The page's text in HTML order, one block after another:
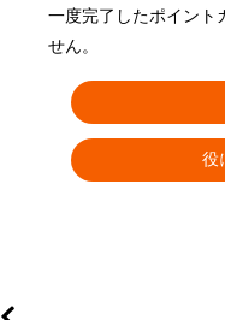
一度完了したポイント
せん。
役